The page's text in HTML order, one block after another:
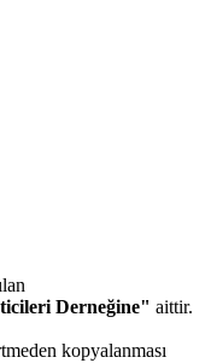
Derneğine" aittir.
kopyalanması